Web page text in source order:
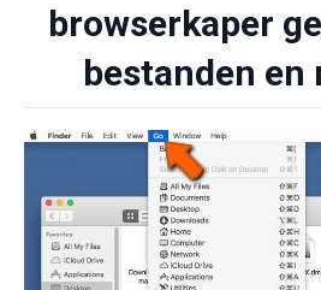
browserkaper
bestanden en